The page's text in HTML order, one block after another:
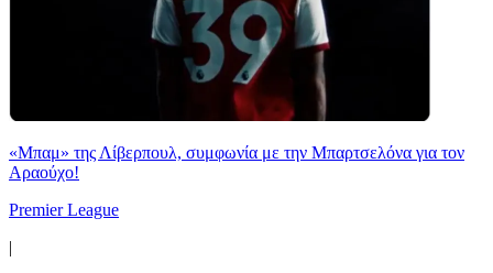
«Μπαμ» της Λίβερπουλ, συμφωνία με την Μπαρτσελόνα για τον
Αραούχο!
Premier League
|